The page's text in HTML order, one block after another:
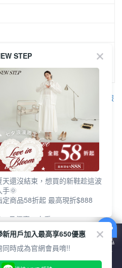
色會因拍攝燈光環境或個人螢幕
而造成部份色差現象，顏色以實
。
客服
查看全部
使用 cookie 方式之詳情，及若您不希
腦的 cookie 設定，請參閱本網站「
隱私
本網站即表示您同意本公司得按本網站使
STEP
天還沒結束，想買的新鞋趁這波
手🌞
定商品58折起 最高現折$888
8月優惠一次看
購物最高10%回饋
周限定品現折200
定商品58折起 最高現折$888
新用戶加入最高享650優惠
同時成為官網會員唷!!